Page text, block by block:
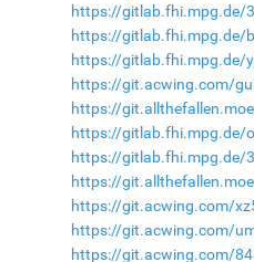
https://gitlab.fhi.mpg.de/
https://gitlab.fhi.mpg.de/
https://gitlab.fhi.mpg.de/
https://git.acwing.com/
https://
https://gitlab.fhi.mpg.de/
https://gitlab.fhi.mpg.de/
https://
https://git.acwing.com/
https://git.acwing.com/
https://git.acwing.com/